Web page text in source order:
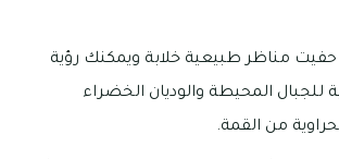
مناظر طبيعية خلابة ويمكنك رؤية
للجبال المحيطة والوديان الخضراء
من القمة.